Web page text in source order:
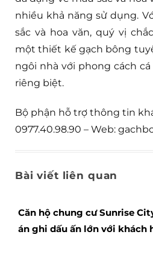
nhiều khả năng sử dụng.
sắc và hoa văn, quý vị
một thiết kế gạch bông
ngôi nhà với phong cách
riêng biệt.
Bộ phận hỗ trợ thông tin
0977.40.98.90 – Web:
Bài viết liên quan
Căn hộ chung cư Sunrise
án ghi dấu ấn lớn với khách